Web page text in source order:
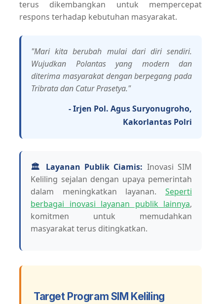
terus dikembangkan untuk mempercepat
respons terhadap kebutuhan masyarakat.
"Mari kita berubah mulai dari diri sendiri.
Wujudkan Polantas yang modern dan
diterima masyarakat dengan berpegang pada
Tribrata dan Catur Prasetya."
- Irjen Pol. Agus Suryonugroho,
Kakorlantas Polri
🏛️ Layanan Publik Ciamis: Inovasi SIM
Keliling sejalan dengan upaya pemerintah
dalam meningkatkan layanan. Seperti
berbagai inovasi layanan publik lainnya,
komitmen untuk memudahkan
masyarakat terus ditingkatkan.
Target Program SIM Keliling